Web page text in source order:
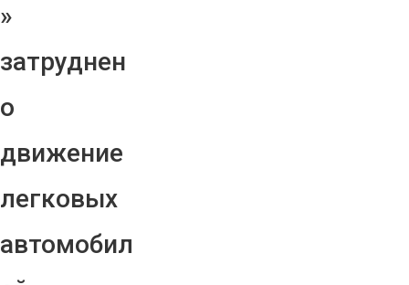
»
затруднен
о
движение
легковых
автомобил